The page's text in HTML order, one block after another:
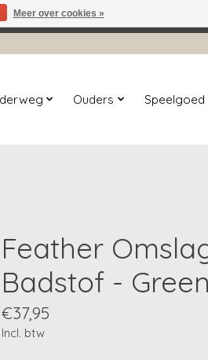
Ouders Speelgoed
Feather
Badstof - Green
€37,95
Incl. btw
Meer over cookies »
worden gehonoreerd of verwerkt.